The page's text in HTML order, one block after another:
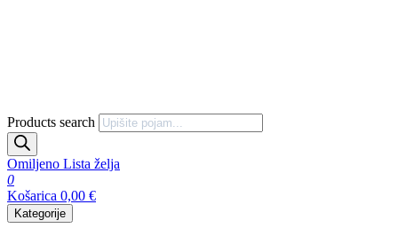
Products search
Omiljeno Lista želja
0
Košarica 0,00 €
Kategorije